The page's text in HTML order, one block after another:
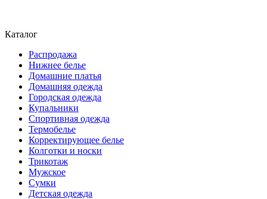
Каталог
Распродажа
Нижнее белье
Домашние платья
Домашняя одежда
Городская одежда
Купальники
Спортивная одежда
Термобелье
Корректирующее белье
Колготки и носки
Трикотаж
Мужское
Сумки
Детская одежда